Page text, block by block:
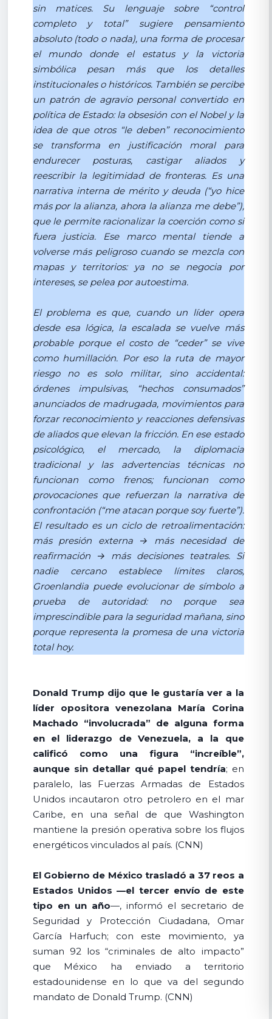
sin matices. Su lenguaje sobre “control
completo y total” sugiere pensamiento
absoluto (todo o nada), una forma de procesar
el mundo donde el estatus y la victoria
simbólica pesan más que los detalles
institucionales o históricos. También se percibe
un patrón de agravio personal convertido en
política de Estado: la obsesión con el Nobel y la
idea de que otros “le deben” reconocimiento
se transforma en justificación moral para
endurecer posturas, castigar aliados y
reescribir la legitimidad de fronteras. Es una
narrativa interna de mérito y deuda (“yo hice
más por la alianza, ahora la alianza me debe”),
que le permite racionalizar la coerción como si
fuera justicia. Ese marco mental tiende a
volverse más peligroso cuando se mezcla con
mapas y territorios: ya no se negocia por
intereses, se pelea por autoestima.
El problema es que, cuando un líder opera
desde esa lógica, la escalada se vuelve más
probable porque el costo de “ceder” se vive
como humillación. Por eso la ruta de mayor
riesgo no es solo militar, sino accidental:
órdenes impulsivas, “hechos consumados”
anunciados de madrugada, movimientos para
forzar reconocimiento y reacciones defensivas
de aliados que elevan la fricción. En ese estado
psicológico, el mercado, la diplomacia
tradicional y las advertencias técnicas no
funcionan como frenos; funcionan como
provocaciones que refuerzan la narrativa de
confrontación (“me atacan porque soy fuerte”).
El resultado es un ciclo de retroalimentación:
más presión externa → más necesidad de
reafirmación → más decisiones teatrales. Si
nadie cercano establece límites claros,
Groenlandia puede evolucionar de símbolo a
prueba de autoridad: no porque sea
imprescindible para la seguridad mañana, sino
porque representa la promesa de una victoria
total hoy.
Donald Trump dijo que le gustaría ver a la
líder opositora venezolana María Corina
Machado “involucrada” de alguna forma
en el liderazgo de Venezuela, a la que
calificó como una figura “increíble”,
aunque sin detallar qué papel tendría; en
paralelo, las Fuerzas Armadas de Estados
Unidos incautaron otro petrolero en el mar
Caribe, en una señal de que Washington
mantiene la presión operativa sobre los flujos
energéticos vinculados al país. (CNN)
El Gobierno de México trasladó a 37 reos a
Estados Unidos —el tercer envío de este
tipo en un año—, informó el secretario de
Seguridad y Protección Ciudadana, Omar
García Harfuch; con este movimiento, ya
suman 92 los “criminales de alto impacto”
que México ha enviado a territorio
estadounidense en lo que va del segundo
mandato de Donald Trump. (CNN)